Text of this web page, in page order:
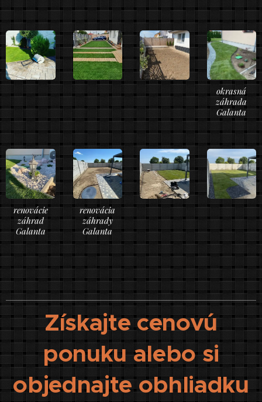
okrasná
záhrada
Galanta
renovácie
záhrad
Galanta
renovácia
záhrady
Galanta
Získajte cenovú
ponuku alebo si
objednajte obhliadku